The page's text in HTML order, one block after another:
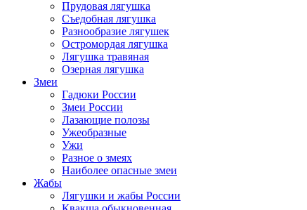
Прудовая лягушка
Съедобная лягушка
Разнообразие лягушек
Остромордая лягушка
Лягушка травяная
Озерная лягушка
Змеи
Гадюки России
Змеи России
Лазающие полозы
Ужеобразные
Ужи
Разное о змеях
Наиболее опасные змеи
Жабы
Лягушки и жабы России